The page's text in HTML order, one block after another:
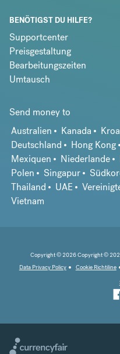
BENÖTIGST DU HILFE?
Supportcenter
Preisgestaltung
Bearbeitungszeiten
Umtausch
Send money to
Australien
Kanada
Deutschland
Hong Kong
Mexiquen
Niederlande
Polen
Singapur
Thailand
UAE
Vietnam
Copyright © 2026 Copyright ©
Data Privacy Policy
Cookie Richtiline